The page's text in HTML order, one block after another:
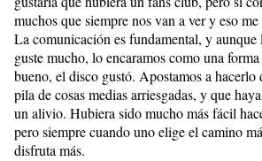
muchos que siempre nos van a ver y eso
La comunicación es fundamental, y
guste mucho, lo encaramos como una
bueno, el disco gustó. Apostamos a
pila de cosas medias arriesgadas, y que
un alivio. Hubiera sido mucho más fácil
pero siempre cuando uno elige el camino
disfruta más.